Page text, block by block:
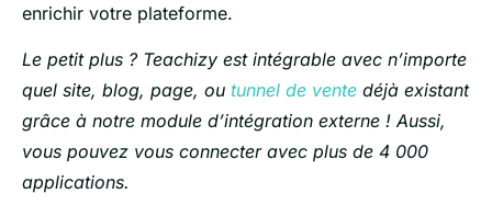
enrichir votre plateforme.
Le petit plus ? Teachizy est intégrable avec n’importe
quel site, blog, page, ou tunnel de vente déjà existant
grâce à notre module d’intégration externe ! Aussi,
vous pouvez vous connecter avec plus de 4 000
applications.